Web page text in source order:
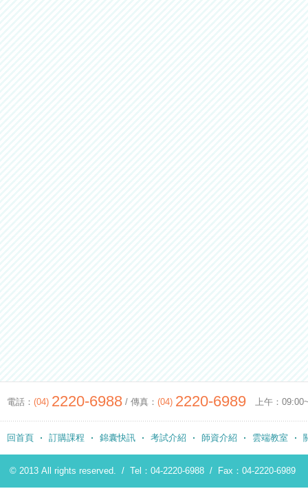
電話： (04) 2220-6988 / 傳真： (04) 2220-6989 上午：
回首頁 訂購課程 錦囊快訊 考試介紹 師資介紹 雲端教室
© 2013 All rights reserved. / Tel：04-2220-6988 / Fax：04-2220-6989